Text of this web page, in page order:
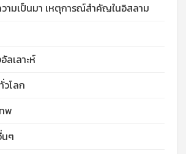
ามเป็นมา เหตุการณ์สำคัญในอิสลาม
ลเลาะห์
โลก
พ
นๆ